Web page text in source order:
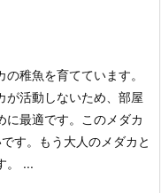
稚魚を育てています。
が活動しないため、部屋
最適です。
このメダカ
す。
もう大人のメダカと
。 ...